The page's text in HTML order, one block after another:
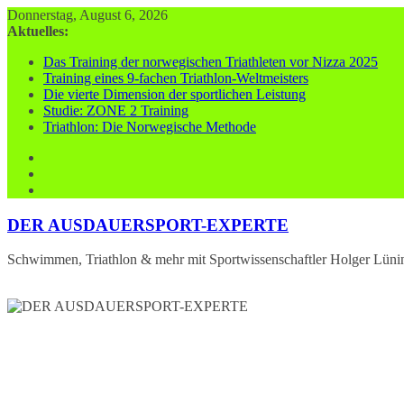
Zum
Inhalt
Donnerstag, August 6, 2026
Aktuelles:
Das Training der norwegischen Triathleten vor Nizza 2025
Training eines 9-fachen Triathlon-Weltmeisters
Die vierte Dimension der sportlichen Leistung
Studie: ZONE 2 Training
Triathlon: Die Norwegische Methode
DER AUSDAUERSPORT-EXPERTE
Schwimmen, Triathlon & mehr mit Sportwissenschaftler Holger